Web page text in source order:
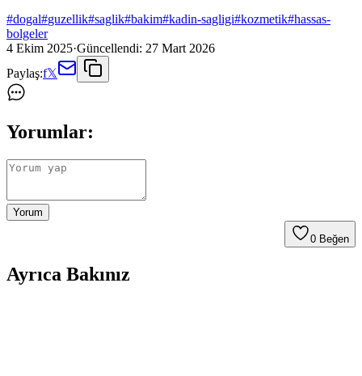
#dogal#guzellik#saglik#bakim#kadin-sagligi#kozmetik#hassas-
bolgeler
4 Ekim 2025·Güncellendi: 27 Mart 2026
Paylaş:f𝕏
Yorumlar:
Yorum
0 Beğen
Ayrıca Bakınız